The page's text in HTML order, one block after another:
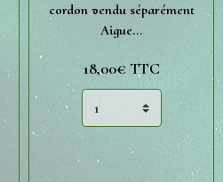
cordon vendu séparément
Aigue...
18,00€ TTC